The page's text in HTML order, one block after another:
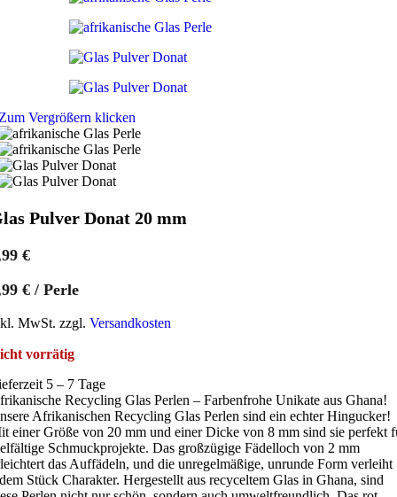
Vergrößern klicken
Pulver Donat 20 mm
€
€ / Perle
MwSt. zzgl. Versandkosten
vorrätig
5 – 7 Tage
Recycling Glas Perlen – Farbenfrohe Unikate aus Ghana!
Afrikanischen Recycling Glas Perlen sind ein echter Hingucker!
einer Größe von 20 mm und einer Dicke von 8 mm sind sie perfekt
Schmuckprojekte. Das großzügige Fädelloch von 2 mm
das Auffädeln, und die unregelmäßige, unrunde Form verleiht
Stück Charakter. Hergestellt aus recyceltem Glas in Ghana, sind